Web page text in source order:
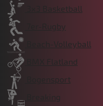
3x3 Basketball
7er-Rugby
Beach-Volleyball
BMX Flatland
Bogensport
Breaking